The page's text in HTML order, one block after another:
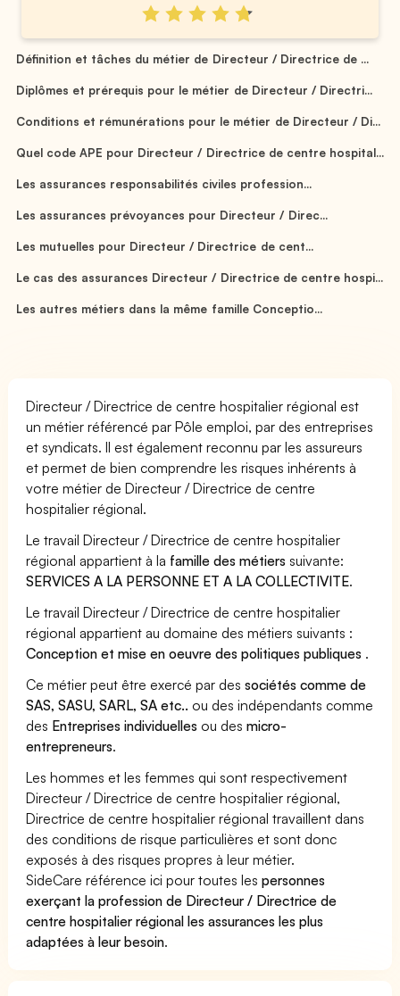
Définition et tâches du métier de Directeur / Directrice de ...
Diplômes et prérequis pour le métier de Directeur / Directri...
Conditions et rémunérations pour le métier de Directeur / Di...
Quel code APE pour Directeur / Directrice de centre hospital...
Les assurances responsabilités civiles profession...
Les assurances prévoyances pour Directeur / Direc...
Les mutuelles pour Directeur / Directrice de cent...
Le cas des assurances Directeur / Directrice de centre hospi...
Les autres métiers dans la même famille Conceptio...
Directeur / Directrice de centre hospitalier régional est
un métier référencé par Pôle emploi, par des entreprises
et syndicats. Il est également reconnu par les assureurs
et permet de bien comprendre les risques inhérents à
votre métier de Directeur / Directrice de centre
hospitalier régional.
Le travail Directeur / Directrice de centre hospitalier
régional appartient à la famille des métiers suivante:
SERVICES A LA PERSONNE ET A LA COLLECTIVITE.
Le travail Directeur / Directrice de centre hospitalier
régional appartient au domaine des métiers suivants :
Conception et mise en oeuvre des politiques publiques .
Ce métier peut être exercé par dessociétés comme de
SAS, SASU, SARL, SA etc.. ou des indépendants comme
des Entreprises individuelles ou desmicro-
entrepreneurs.
Les hommes et les femmes qui sont respectivement
Directeur / Directrice de centre hospitalier régional,
Directrice de centre hospitalier régional travaillent dans
des conditions de risque particulières et sont donc
exposés à des risques propres à leur métier.
SideCare référence ici pour toutes lespersonnes
exerçant la profession de Directeur / Directrice de
centre hospitalier régional les assurances les plus
adaptées à leur besoin.